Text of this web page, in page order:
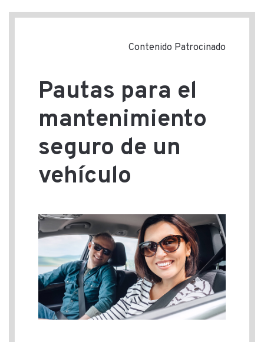
Contenido Patrocinado
Pautas para el
mantenimiento
seguro de un
vehículo